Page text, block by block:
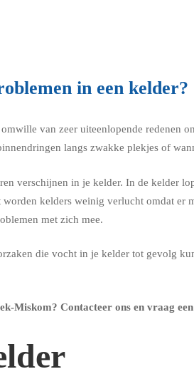
in een kelder?
van zeer uiteenlopende redenen
langs zwakke plekjes of
verschijnen in je kelder. In de kelder
kelders weinig verlucht omdat
met zich mee.
die vocht in je kelder tot gevolg
Miskom? Contacteer ons en vraag